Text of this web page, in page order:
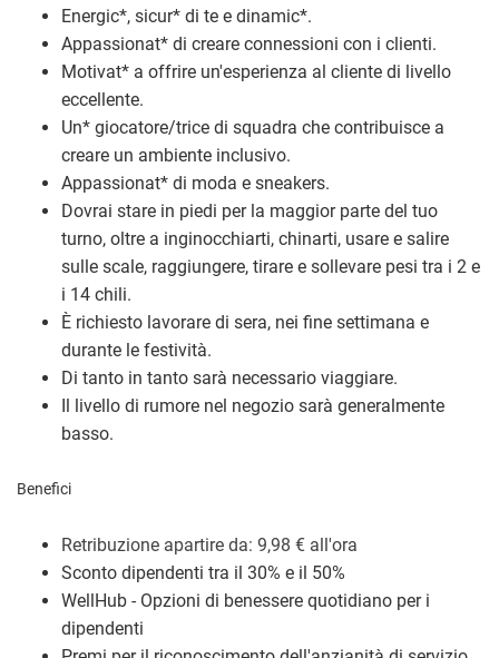
Energic*, sicur* di te e dinamic*.
Appassionat* di creare connessioni con i clienti.
Motivat* a offrire un'esperienza al cliente di livello
eccellente.
Un* giocatore/trice di squadra che contribuisce a
creare un ambiente inclusivo.
Appassionat* di moda e sneakers.
Dovrai stare in piedi per la maggior parte del tuo
turno, oltre a inginocchiarti, chinarti, usare e salire
sulle scale, raggiungere, tirare e sollevare pesi tra i 2 e
i 14 chili.
È richiesto lavorare di sera, nei fine settimana e
durante le festività.
Di tanto in tanto sarà necessario viaggiare.
Il livello di rumore nel negozio sarà generalmente
basso.
Benefici
Retribuzione apartire da: 9,98 € all'ora
Sconto dipendenti tra il 30% e il 50%
WellHub - Opzioni di benessere quotidiano per i
dipendenti